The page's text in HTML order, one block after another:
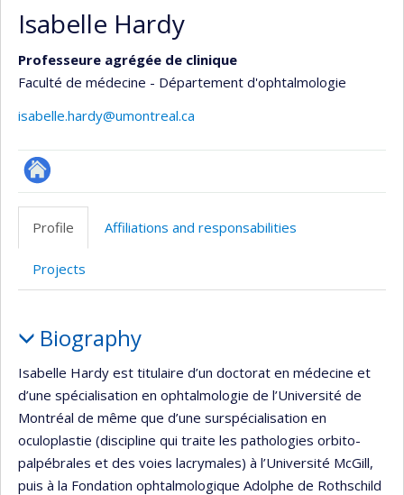
Isabelle Hardy
Professeure agrégée de clinique
Faculté de médecine - Département d'ophtalmologie
isabelle.hardy@umontreal.ca
ResearchGate
Profile
Affiliations and responsabilities
Projects
Biography
Isabelle Hardy est titulaire d’un doctorat en médecine et
d’une spécialisation en ophtalmologie de l’Université de
Montréal de même que d’une surspécialisation en
oculoplastie (discipline qui traite les pathologies orbito-
palpébrales et des voies lacrymales) à l’Université McGill,
puis à la Fondation ophtalmologique Adolphe de Rothschild